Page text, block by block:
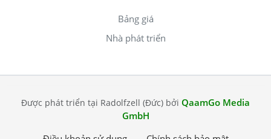
Bảng giá
Nhà phát triển
Được phát triển tại Radolfzell (Đức) bởi QaamGo Media
GmbH